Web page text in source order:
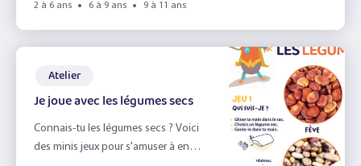
2 à 6 ans 6 à 9 ans 9 à 11 ans
Atelier
Je joue avec les légumes secs
Connais-tu les légumes secs ? Voici
des minis jeux pour s'amuser à en